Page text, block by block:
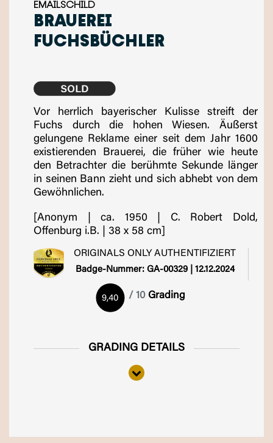
EMAILSCHILD
BRAUEREI
FUCHSBÜCHLER
Vor herrlich bayerischer Kulisse streift der
Fuchs durch die hohen Wiesen. Äußerst
gelungene Reklame einer seit dem Jahr 1600
existierenden Brauerei, die früher wie heute
den Betrachter die berühmte Sekunde länger
in seinen Bann zieht und sich abhebt von dem
Gewöhnlichen.
[Anonym | ca. 1950 | C. Robert Dold,
Offenburg i.B. | 38 x 58 cm]
ORIGINALS ONLY AUTHENTIFIZIERT
Badge-Nummer: GA-00329 | 12.12.2024
9,40 / 10 Grading
GRADING DETAILS